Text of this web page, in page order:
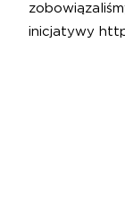
inicjatywy